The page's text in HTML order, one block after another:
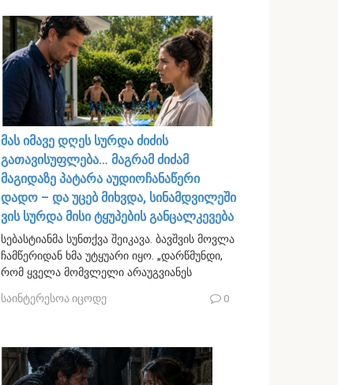
მას იმავე დღეს სურდა ძიძის
გათავისუფლება… მაგრამ ძიძამ
მაგიდაზე პატარა აუდიოჩანაწერი
დადო – და უცებ მიხვდა, სინამდვილეში
ვის სურდა მისი ტყუპების განცალკევება
სებასტიანმა სუნთქვა შეიკავა. ბავშვის მოვლა
ჩამწერიდან ხმა უტყუარი იყო. „დარწმუნდი,
რომ ყველა მომვლელი არაუგვიანეს
საინტერესოა იცოდე 0